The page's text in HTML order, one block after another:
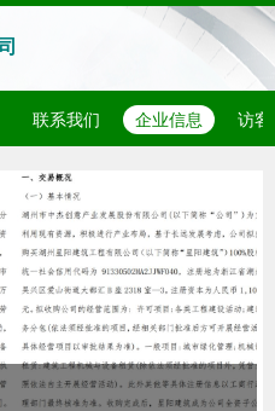
联系我们 企业信息 访客